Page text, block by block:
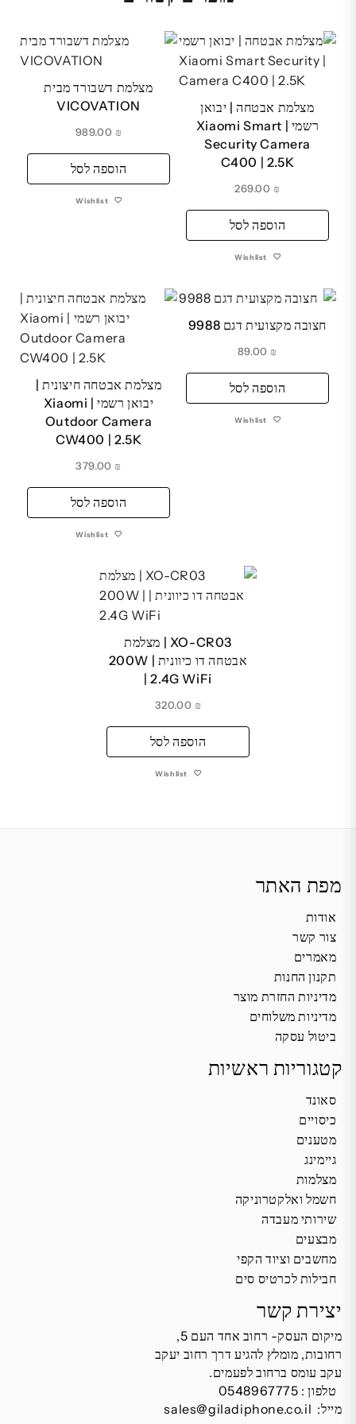
מצלמת אבטחה | יבואן
רשמי | Xiaomi Smart
Security Camera
C400 | 2.5K
₪
הוספה לסל
Wishlist
מצלמת דשבורד מבית
VICOVATION
₪
הוספה לסל
Wishlist
חצובה מקצועית דגם 9988
₪
הוספה לסל
Wishlist
מצלמת אבטחה חיצונית |
יבואן רשמי | Xiaomi
Outdoor Camera
CW400 | 2.5K
₪
הוספה לסל
Wishlist
XO-CR03 | מצלמת
אבטחה דו כיוונית | 200W
| 2.4G WiFi
₪
הוספה לסל
Wishlist
מפת האתר
אודות
צור קשר
מאמרים
תקנון החנות
מדיניות החזרת מוצר
מדיניות משלוחים
ביטול עסקה
קטגוריות ראשיות
סאונד
כיסויים
מטענים
גיימינג
מצלמות
חשמל ואלקטרוניקה
שירותי מעבדה
מבצעים
מחשבים וציוד הקפי
חבילות לכרטיס סים
יצירת קשר
מיקום העסק- רחוב אחד העם 5,
רחובות, מומלץ להגיע דרך רחוב יעקב
עקב עומס ברחוב לפעמים.
טלפון : 0548967775
מייל: sales@giladiphone.co.il